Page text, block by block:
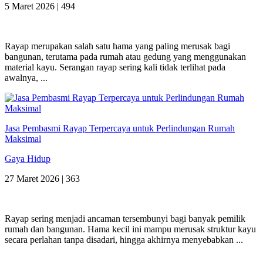
5 Maret 2026 | 494
Rayap merupakan salah satu hama yang paling merusak bagi
bangunan, terutama pada rumah atau gedung yang menggunakan
material kayu. Serangan rayap sering kali tidak terlihat pada
awalnya, ...
Jasa Pembasmi Rayap Terpercaya untuk Perlindungan Rumah
Maksimal
Gaya Hidup
27 Maret 2026 | 363
Rayap sering menjadi ancaman tersembunyi bagi banyak pemilik
rumah dan bangunan. Hama kecil ini mampu merusak struktur kayu
secara perlahan tanpa disadari, hingga akhirnya menyebabkan ...